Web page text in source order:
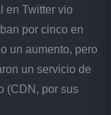
en Twitter vio
por cinco en
un aumento, pero
un servicio de
(CDN, por sus